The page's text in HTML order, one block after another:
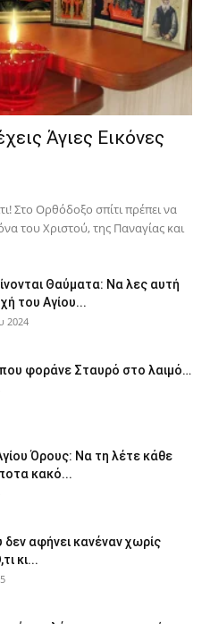
Άγιες Εικόνες
Στο Ορθόδοξο σπίτι πρέπει να
του Χριστού, της Παν­αγίας και
Θαύματα: Να λες αυτή
του Αγίου...
2024
που φοράνε Σταυρό στο λαιμό…
Όρους: Να τη λέτε κάθε
κακό...
δεν αφήνει κανέναν χωρίς
κι...